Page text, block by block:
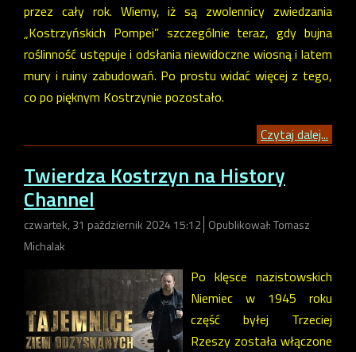
przez cały rok. Wiemy, iż są zwolennicy zwiedzania
„Kostrzyńskich Pompei” szczególnie teraz, gdy bujna
roślinność ustępuje i odsłania niewidoczne wiosną i latem
mury i ruiny zabudowań. Po prostu widać więcej z tego,
co po pięknym Kostrzynie pozostało.
Czytaj dalej...
Twierdza Kostrzyn na History
Channel
czwartek, 31 październik 2024 15:12 Opublikował: Tomasz
Michalak
Po klęsce nazistowskich
Niemiec w 1945 roku
część byłej Trzeciej
Rzeszy została włączone